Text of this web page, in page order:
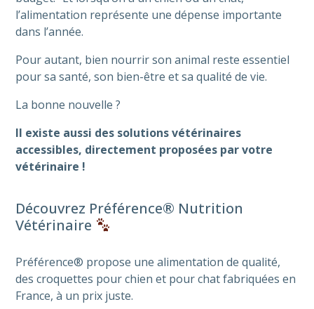
l’alimentation représente une dépense importante
dans l’année.
Pour autant, bien nourrir son animal reste essentiel
pour sa santé, son bien-être et sa qualité de vie.
La bonne nouvelle ?
Il existe aussi des solutions vétérinaires
accessibles, directement proposées par votre
vétérinaire !
Découvrez Préférence® Nutrition
Vétérinaire
Préférence® propose une alimentation de qualité,
des croquettes pour chien et pour chat fabriquées en
France, à un prix juste.